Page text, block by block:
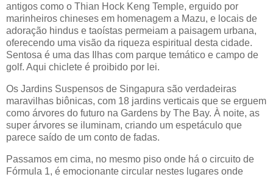
antigos como o Thian Hock Keng Temple, erguido por
marinheiros chineses em homenagem a Mazu, e locais de
adoração hindus e taoístas permeiam a paisagem urbana,
oferecendo uma visão da riqueza espiritual desta cidade.
Sentosa é uma das Ilhas com parque temático e campo de
golf. Aqui chiclete é proibido por lei.
Os Jardins Suspensos de Singapura são verdadeiras
maravilhas biônicas, com 18 jardins verticais que se erguem
como árvores do futuro na Gardens by The Bay. À noite, as
super árvores se iluminam, criando um espetáculo que
parece saído de um conto de fadas.
Passamos em cima, no mesmo piso onde há o circuito de
Fórmula 1, é emocionante circular nestes lugares onde